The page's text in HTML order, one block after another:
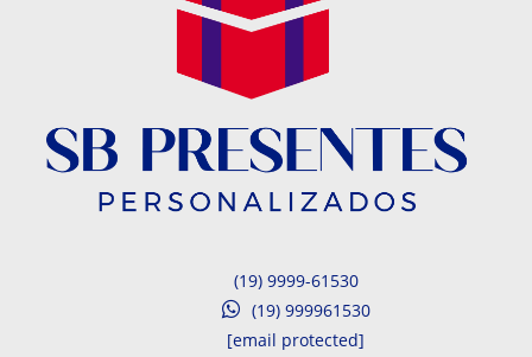
(19) 9999-61530
(19) 999961530
[email protected]